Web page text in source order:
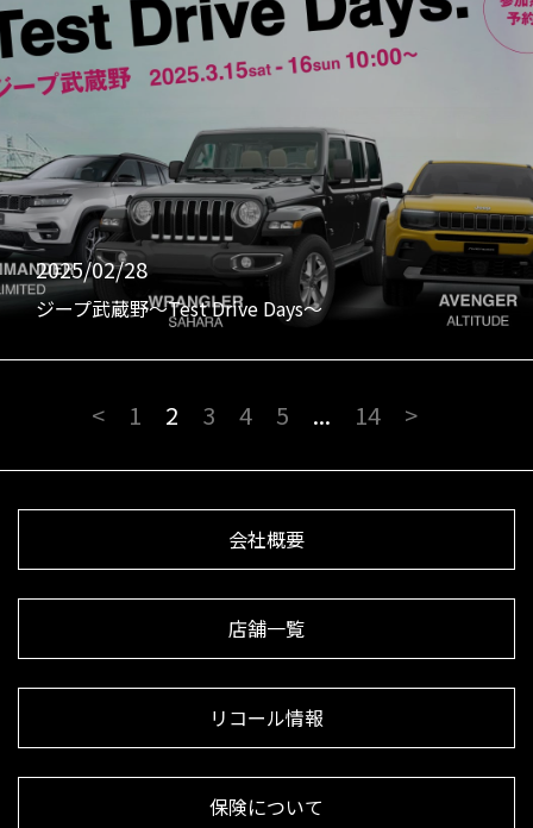
2025/02/28
ジープ武蔵野〜Test Drive Days〜
< 1 2 3 4 5 ... 14 >
会社概要
店舗一覧
リコール情報
保険について